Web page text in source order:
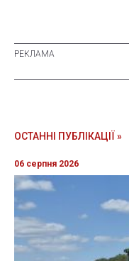
ОСТАННІ ПУБЛІКАЦІЇ »
06 серпня 2026